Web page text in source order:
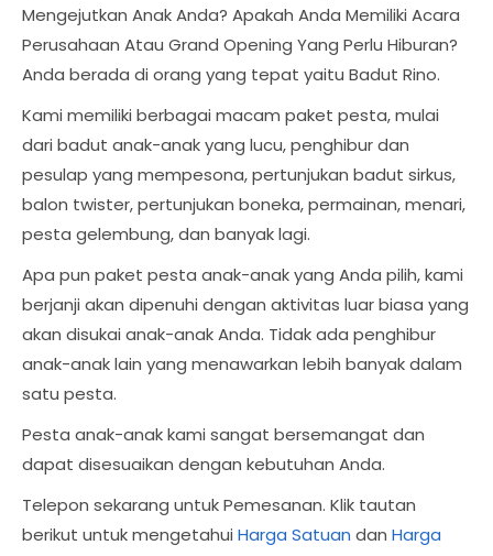
Mengejutkan Anak Anda? Apakah Anda Memiliki Acara
Perusahaan Atau Grand Opening Yang Perlu Hiburan?
Anda berada di orang yang tepat yaitu Badut Rino.
Kami memiliki berbagai macam paket pesta, mulai
dari badut anak-anak yang lucu, penghibur dan
pesulap yang mempesona, pertunjukan badut sirkus,
balon twister, pertunjukan boneka, permainan, menari,
pesta gelembung, dan banyak lagi.
Apa pun paket pesta anak-anak yang Anda pilih, kami
berjanji akan dipenuhi dengan aktivitas luar biasa yang
akan disukai anak-anak Anda. Tidak ada penghibur
anak-anak lain yang menawarkan lebih banyak dalam
satu pesta.
Pesta anak-anak kami sangat bersemangat dan
dapat disesuaikan dengan kebutuhan Anda.
Telepon sekarang untuk Pemesanan. Klik tautan
berikut untuk mengetahui Harga Satuan dan Harga